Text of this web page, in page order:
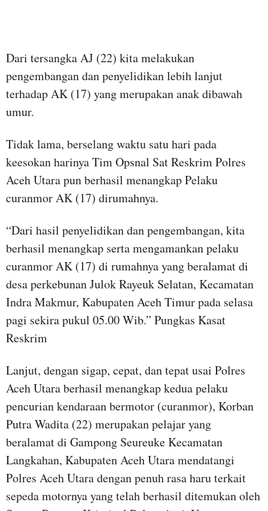
Dari tersangka AJ (22) kita melakukan
pengembangan dan penyelidikan lebih lanjut
terhadap AK (17) yang merupakan anak dibawah
umur.
Tidak lama, berselang waktu satu hari pada
keesokan harinya Tim Opsnal Sat Reskrim Polres
Aceh Utara pun berhasil menangkap Pelaku
curanmor AK (17) dirumahnya.
“Dari hasil penyelidikan dan pengembangan, kita
berhasil menangkap serta mengamankan pelaku
curanmor AK (17) di rumahnya yang beralamat di
desa perkebunan Julok Rayeuk Selatan, Kecamatan
Indra Makmur, Kabupaten Aceh Timur pada selasa
pagi sekira pukul 05.00 Wib.” Pungkas Kasat
Reskrim
Lanjut, dengan sigap, cepat, dan tepat usai Polres
Aceh Utara berhasil menangkap kedua pelaku
pencurian kendaraan bermotor (curanmor), Korban
Putra Wadita (22) merupakan pelajar yang
beralamat di Gampong Seureuke Kecamatan
Langkahan, Kabupaten Aceh Utara mendatangi
Polres Aceh Utara dengan penuh rasa haru terkait
sepeda motornya yang telah berhasil ditemukan oleh